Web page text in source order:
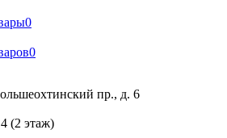
0
0
пр., д. 6
(2 этаж)